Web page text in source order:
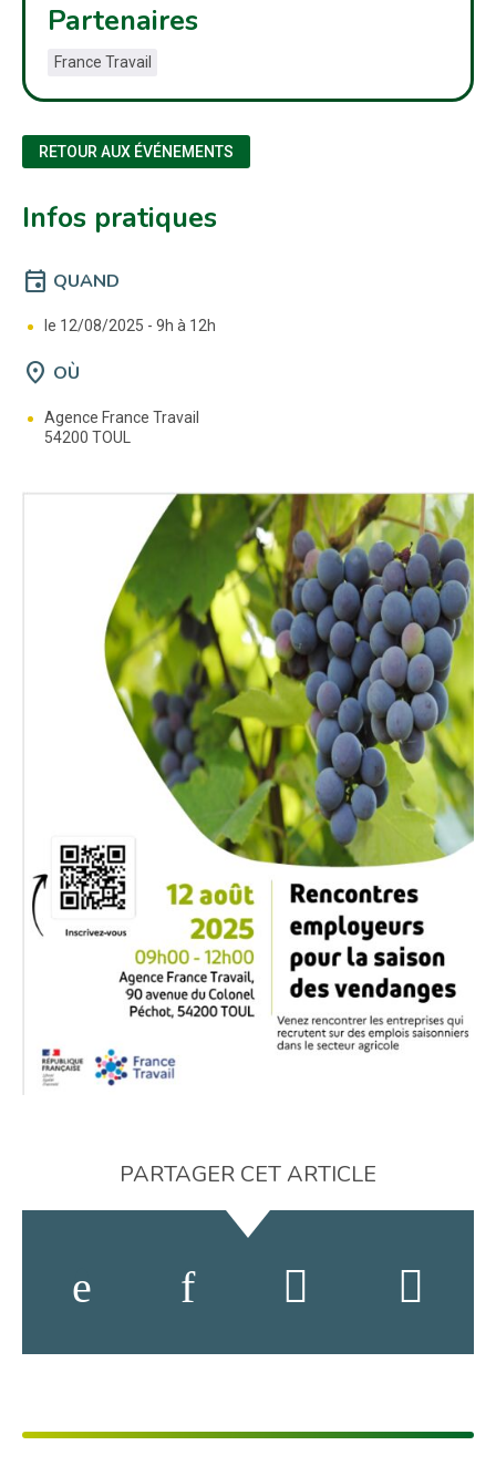
Partenaires
France Travail
RETOUR AUX ÉVÉNEMENTS
Infos pratiques
event QUAND
le 12/08/2025 - 9h à 12h
location_on OÙ
Agence France Travail
54200 TOUL
PARTAGER CET ARTICLE